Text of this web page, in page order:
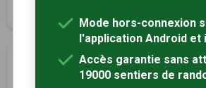
La Dame blanche
Montbarrey, Jura (39)
Mode hors-connexion
l'application Android et
Accès garantie sans
19000 sentiers de